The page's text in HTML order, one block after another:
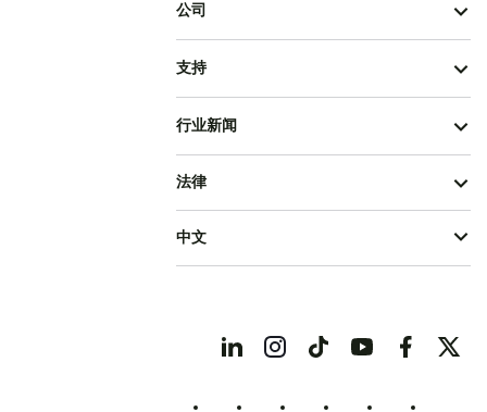
公司
支持
行业新闻
法律
中文